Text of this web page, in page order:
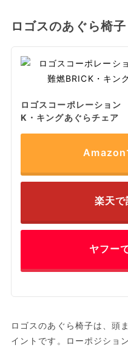
ロゴスのあぐら椅子
ロゴスコーポレーシ
K・キングあぐらチェア
Amazon
楽天で
ヤフー
ロゴスのあぐら椅子は、頭
イントです。ローポジショ